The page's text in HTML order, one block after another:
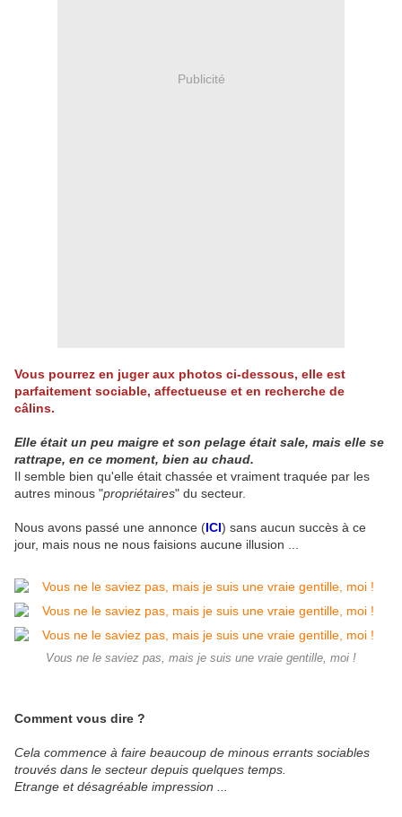
Publicité
Vous pourrez en juger aux photos ci-dessous, elle est
parfaitement sociable, affectueuse et en recherche de
câlins.
Elle était un peu maigre et son pelage était sale, mais elle se
rattrape, en ce moment, bien au chaud.
Il semble bien qu'elle était chassée et vraiment traquée par les
autres minous "propriétaires" du secteur.
Nous avons passé une annonce (ICI) sans aucun succès à ce
jour, mais nous ne nous faisions aucune illusion ...
Vous ne le saviez pas, mais je suis une vraie gentille, moi !
Comment vous dire ?
Cela commence à faire beaucoup de minous errants sociables
trouvés dans le secteur depuis quelques temps.
Etrange et désagréable impression ...